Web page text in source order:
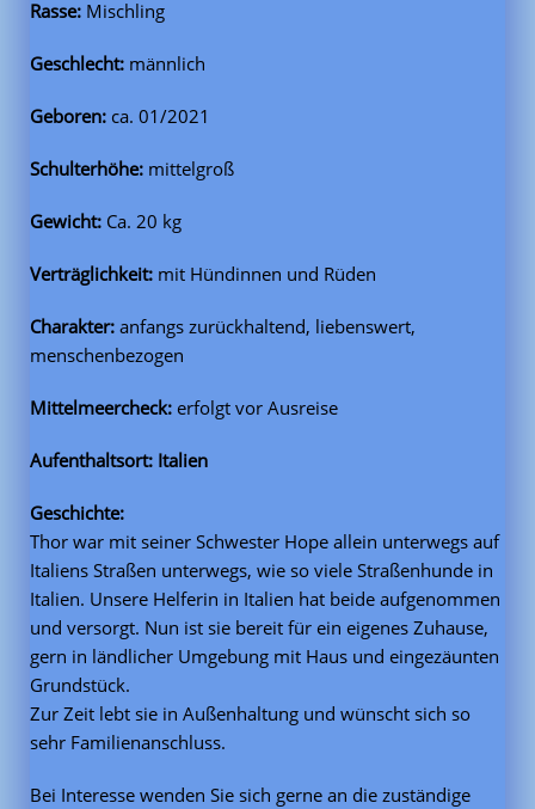
Rasse: Mischling
Geschlecht: männlich
Geboren: ca. 01/2021
Schulterhöhe: mittelgroß
Gewicht: Ca. 20 kg
Verträglichkeit: mit Hündinnen und Rüden
Charakter: anfangs zurückhaltend, liebenswert,
menschenbezogen
Mittelmeercheck: erfolgt vor Ausreise
Aufenthaltsort: Italien
Geschichte:
Thor war mit seiner Schwester Hope allein unterwegs auf
Italiens Straßen unterwegs, wie so viele Straßenhunde in
Italien. Unsere Helferin in Italien hat beide aufgenommen
und versorgt. Nun ist sie bereit für ein eigenes Zuhause,
gern in ländlicher Umgebung mit Haus und eingezäunten
Grundstück.
Zur Zeit lebt sie in Außenhaltung und wünscht sich so
sehr Familienanschluss.
Bei Interesse wenden Sie sich gerne an die zuständige